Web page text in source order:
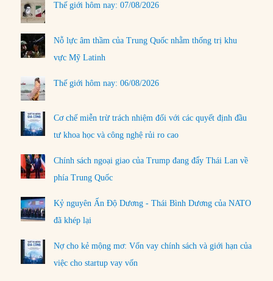
Thế giới hôm nay: 07/08/2026
Nỗ lực âm thầm của Trung Quốc nhằm thống trị khu
vực Mỹ Latinh
Thế giới hôm nay: 06/08/2026
Cơ chế miễn trừ trách nhiệm đối với các quyết định đầu
tư khoa học và công nghệ rủi ro cao
Chính sách ngoại giao của Trump đang đẩy Thái Lan về
phía Trung Quốc
Kỷ nguyên Ấn Độ Dương - Thái Bình Dương của NATO
đã khép lại
Nợ cho kẻ mộng mơ: Vốn vay chính sách và giới hạn của
việc cho startup vay vốn